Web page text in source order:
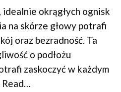
okrągłych ognisk
na skórze głowy potrafi
oraz bezradność. Ta
o podłożu
zaskoczyć w każdym